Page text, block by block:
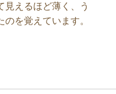
見えるほど薄く、う
を覚えています。
ような美しい器”の